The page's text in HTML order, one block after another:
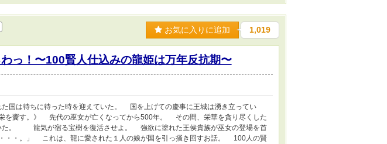
お気に入りに追加 1,019
っ！〜100賢人仕込みの龍姫は万年反抗期〜
国は待ちに待った時を迎えていた。 国を上げての慶事に王城は湧き立ってい
齎す。》 先代の巫女が亡くなってから500年。 その間、栄華を貪り尽くした
た。 龍気が宿る宝樹を復活させよ。 強欲に塗れた王侯貴族が巫女の登場を首
・・。」 これは、龍に愛された１人の娘が国を引っ掻き回すお話。 100人の賢